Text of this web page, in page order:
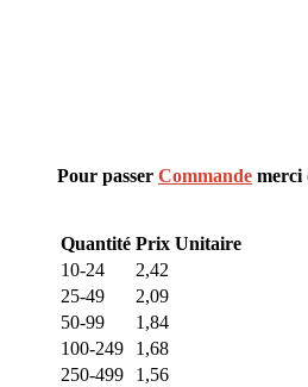
Pour passer Commande merci
Quantité Prix Unitaire
10-24
2,42
25-49
2,09
50-99
1,84
100-249
1,68
250-499
1,56